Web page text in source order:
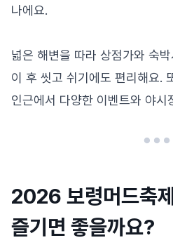
나에요.
넓은 해변을 따라 상점가와 숙
이 후 씻고 쉬기에도 편리해요.
인근에서 다양한 이벤트와 야시
2026 보령머드축
즐기면 좋을까요?